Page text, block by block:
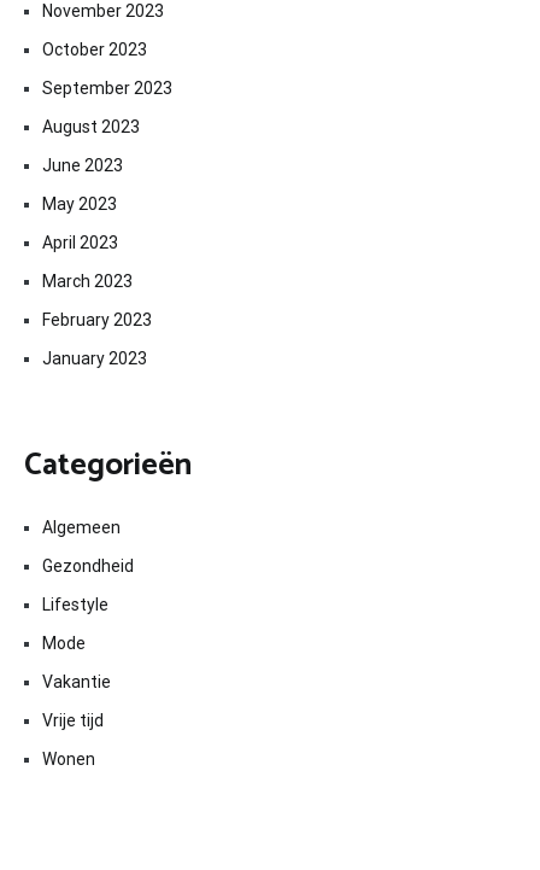
November 2023
October 2023
September 2023
August 2023
June 2023
May 2023
April 2023
March 2023
February 2023
January 2023
Categorieën
Algemeen
Gezondheid
Lifestyle
Mode
Vakantie
Vrije tijd
Wonen